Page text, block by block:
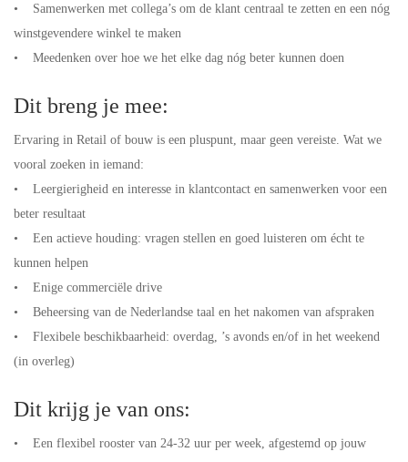
• Samenwerken met collega’s om de klant centraal te zetten en een nóg
winstgevendere winkel te maken
• Meedenken over hoe we het elke dag nóg beter kunnen doen
Dit breng je mee:
Ervaring in Retail of bouw is een pluspunt, maar geen vereiste. Wat we
vooral zoeken in iemand:
• Leergierigheid en interesse in klantcontact en samenwerken voor een
beter resultaat
• Een actieve houding: vragen stellen en goed luisteren om écht te
kunnen helpen
• Enige commerciële drive
• Beheersing van de Nederlandse taal en het nakomen van afspraken
• Flexibele beschikbaarheid: overdag, ’s avonds en/of in het weekend
(in overleg)
Dit krijg je van ons:
• Een flexibel rooster van 24-32 uur per week, afgestemd op jouw